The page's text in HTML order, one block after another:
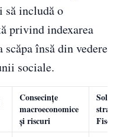
să includă o
privind indexarea
însă din vedere
sociale.
Consecințe
macroeconomice
și riscuri